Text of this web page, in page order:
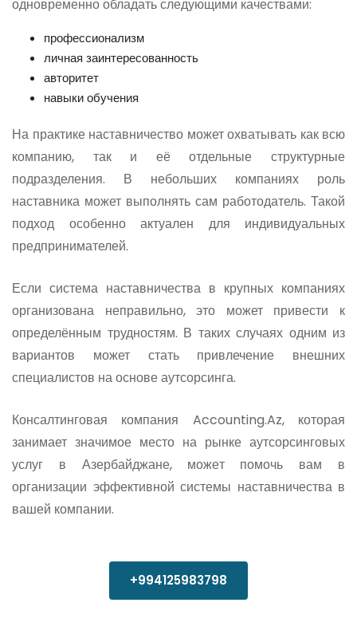
одновременно обладать следующими качествами:
профессионализм
личная заинтересованность
авторитет
навыки обучения
На практике наставничество может охватывать как всю
компанию, так и её отдельные структурные
подразделения. В небольших компаниях роль
наставника может выполнять сам работодатель. Такой
подход особенно актуален для индивидуальных
предпринимателей.
Если система наставничества в крупных компаниях
организована неправильно, это может привести к
определённым трудностям. В таких случаях одним из
вариантов может стать привлечение внешних
специалистов на основе аутсорсинга.
Консалтинговая компания Accounting.Az, которая
занимает значимое место на рынке аутсорсинговых
услуг в Азербайджане, может помочь вам в
организации эффективной системы наставничества в
вашей компании.
+994125983798